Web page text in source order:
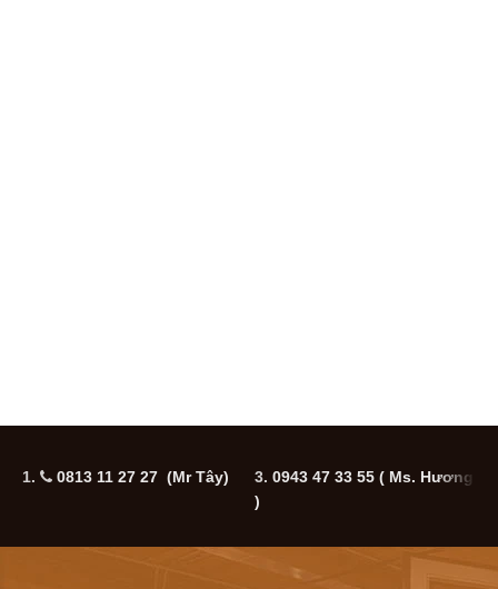
1. 0813 11 27 27 (Mr Tây) 3. 0943 47 33 55 ( Ms. Hương
)